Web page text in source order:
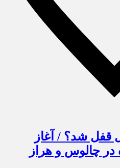
قفل شد؟ / آغاز